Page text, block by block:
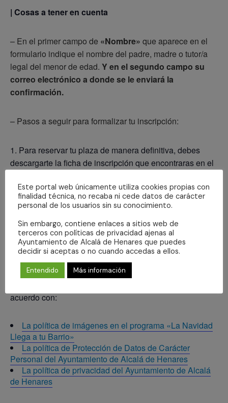
| Cosas a tener en cuenta
– En el primer campo de «Nombre» que aparece en el
formulario indique el nombre del padre, madre o tutor/a
legal del menor de edad. Y en el segundo campo su
correo electrónico a donde se le enviará la
confirmación.
– Pasos a seguir para formalizar tu inscripción:
Para reservar tu plaza de manera definitiva, debes
descargarte la ficha de inscripción que encontraras en el
Cumplimentarla y firmarla por ambos tutores.
Enviarla escaneada o mediante fotografías al correo
Solo podrá realizar la pre-inscripción de sus hijas o
hijos.
acuerdo con:
La política de imágenes en el programa «La Navidad
Llega a tu Barrio»
La política de Protección de Datos de Carácter
Personal del Ayuntamiento de Alcalá de Henares
La política de privacidad del Ayuntamiento de Alcalá
de Henares
Este portal web únicamente utiliza cookies propias con
finalidad técnica, no recaba ni cede datos de carácter
personal de los usuarios sin su conocimiento.
Sin embargo, contiene enlaces a sitios web de
terceros con políticas de privacidad ajenas al
Ayuntamiento de Alcalá de Henares que puedes
decidir si aceptas o no cuando accedas a ellos.
Entendido Más información